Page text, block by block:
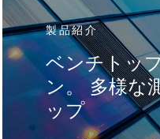
製品紹介
ベンチトッ
ン。 多様な
ップ